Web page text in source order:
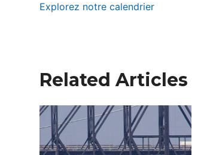
Explorez notre calendrier
Related Articles